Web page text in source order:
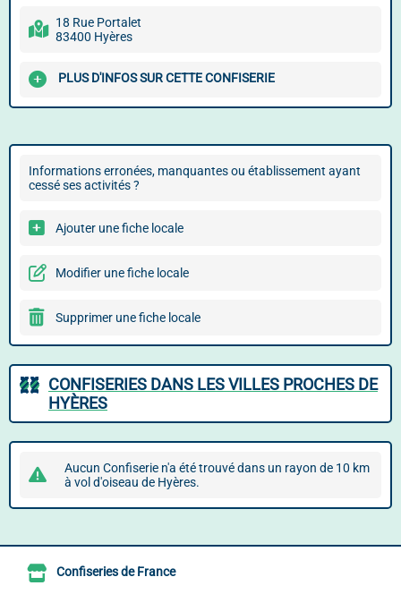
18 Rue Portalet
83400 Hyères
PLUS D'INFOS SUR CETTE CONFISERIE
Informations erronées, manquantes ou établissement ayant
cessé ses activités ?
Ajouter une fiche locale
Modifier une fiche locale
Supprimer une fiche locale
CONFISERIES DANS LES VILLES PROCHES DE
HYÈRES
Aucun Confiserie n'a été trouvé dans un rayon de 10 km
à vol d'oiseau de Hyères.
Confiseries de France